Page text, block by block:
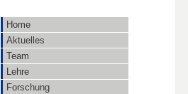
Home
Aktuelles
Team
Lehre
Forschung